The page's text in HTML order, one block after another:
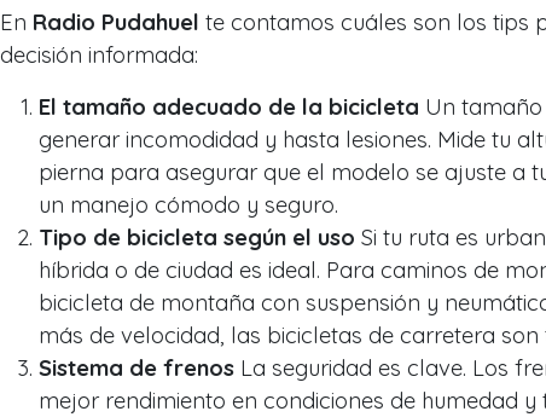
En Radio Pudahuel te contamos cuáles son los tips
decisión informada:
El tamaño adecuado de la bicicleta Un
generar incomodidad y hasta lesiones. Mide tu
pierna para asegurar que el modelo se ajuste a
un manejo cómodo y seguro.
Tipo de bicicleta según el uso Si tu ruta es
híbrida o de ciudad es ideal. Para caminos de
bicicleta de montaña con suspensión y
más de velocidad, las bicicletas de carretera son
Sistema de frenos La seguridad es clave. Los
mejor rendimiento en condiciones de humedad y